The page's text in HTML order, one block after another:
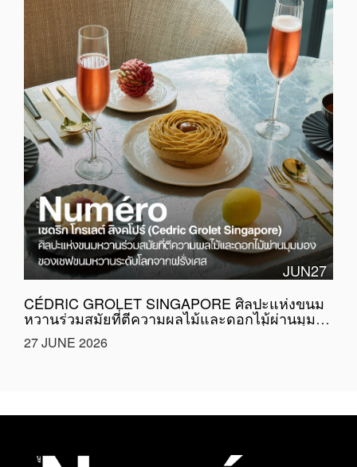
JUN27
CÉDRIC GROLET SINGAPORE ศิลปะแห่งขนม
หวานร่วมสมัยที่ตีความผลไม้และดอกไม้ผ่านมุม
มองของเชฟขนมหวานระดับโลกจากฝรั่งเศส
27 JUNE 2026